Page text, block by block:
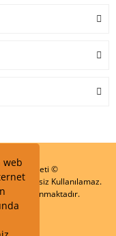
web
Şirketi ©
ve İzinsiz Kullanılamaz.
ile Korunmaktadır.